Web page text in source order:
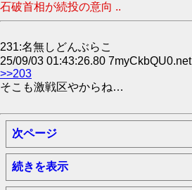
石破首相が続投の意向 ..
231:名無しどんぶらこ
25/09/03 01:43:26.80 7myCkbQU0.net
>>203
そこも激戦区やからね…
次ページ
続きを表示